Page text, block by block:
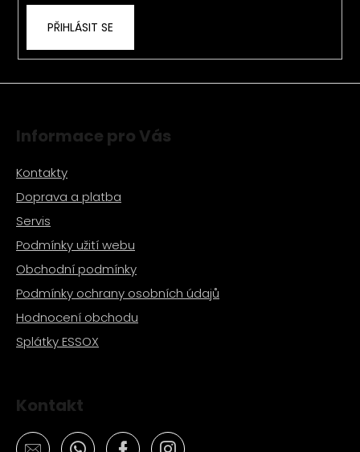
ý
p
PŘIHLÁSIT SE
Informace pro Vás
Kontakty
Doprava a platba
Servis
Podmínky užití webu
Obchodní podmínky
Podmínky ochrany osobních údajů
Hodnocení obchodu
Splátky ESSOX
Kontakt